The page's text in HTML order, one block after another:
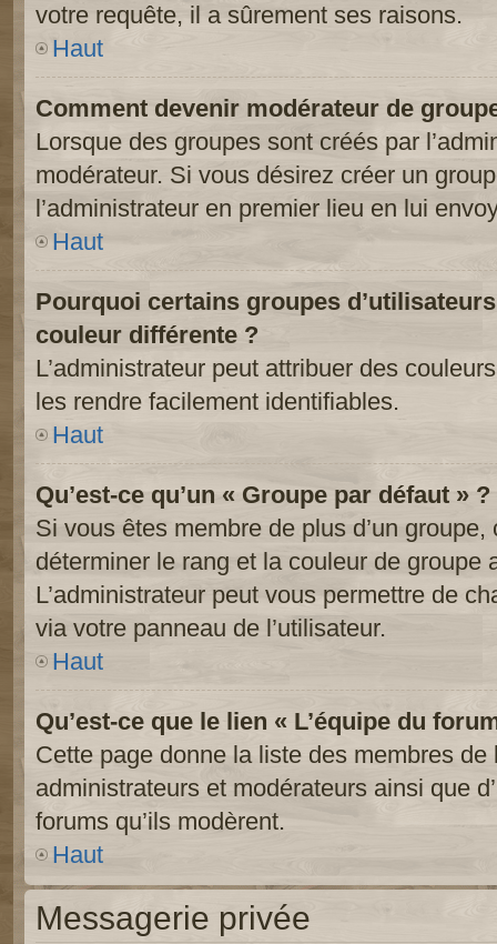
votre requête, il a sûrement ses raisons.
Haut
Comment devenir modérateur de
Lorsque des groupes sont créés par
modérateur. Si vous désirez créer un
l’administrateur en premier lieu en lui
Haut
Pourquoi certains groupes
couleur différente ?
L’administrateur peut attribuer des
les rendre facilement identifiables.
Haut
Qu’est-ce qu’un « Groupe par défaut » ?
Si vous êtes membre de plus d’un
déterminer le rang et la couleur de groupe
L’administrateur peut vous permettre de
via votre panneau de l’utilisateur.
Haut
Qu’est-ce que le lien « L’équipe du
Cette page donne la liste des membres de
administrateurs et modérateurs ainsi que
forums qu’ils modèrent.
Haut
Messagerie privée